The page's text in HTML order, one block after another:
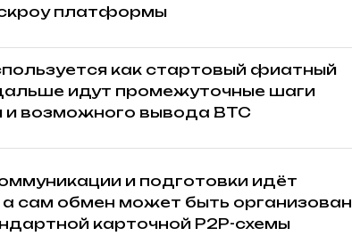
платформы
как стартовый фиатный
идут промежуточные шаги
и возможного вывода BTC
и подготовки идёт
а сам обмен может быть организован
карточной P2P-схемы